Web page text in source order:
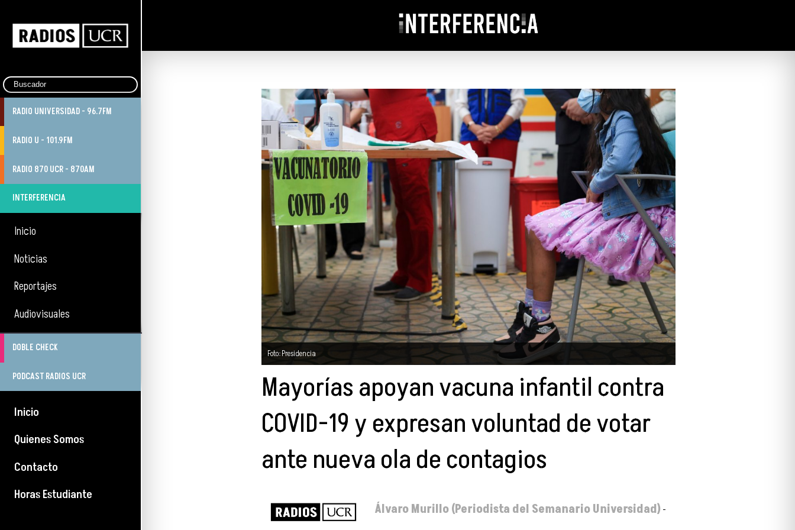
RADIO UNIVERSIDAD - 96.7FM
RADIO U - 101.9FM
RADIO 870 UCR - 870AM
INTERFERENCIA
Inicio
Noticias
Reportajes
Audiovisuales
DOBLE CHECK
PODCAST RADIOS UCR
Inicio
Quienes Somos
Contacto
Horas Estudiante
Foto: Presidencia
Mayorías apoyan vacuna infantil contra
COVID-19 y expresan voluntad de votar
ante nueva ola de contagios
Álvaro Murillo (Periodista del Semanario Universidad) -